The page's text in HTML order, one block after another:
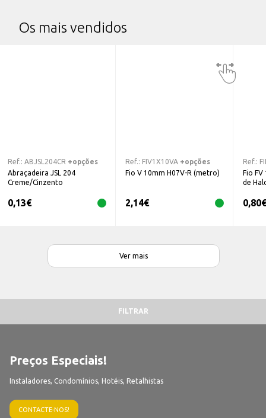
Os mais vendidos
Ref.: ABJSL204CR +opções
Abraçadeira JSL 204
Creme/Cinzento
0,13€
Ref.: FIV1X10VA +opções
Fio V 10mm H07V-R (metro)
2,14€
Ref.:
Fio FV
de
0,80€
Ver mais
FILTRAR
Preços Especiais!
Instaladores, Condomínios, Hotéis, Retalhistas
CONTACTE-NOS!